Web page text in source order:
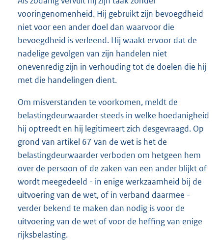
vooringenomenheid. Hij gebruikt zijn bevoegdheid
niet voor een ander doel dan waarvoor die
bevoegdheid is verleend. Hij waakt ervoor dat de
nadelige gevolgen van zijn handelen niet
onevenredig zijn in verhouding tot de doelen die hij
met die handelingen dient.
Om misverstanden te voorkomen, meldt de
belastingdeurwaarder steeds in welke hoedanigheid
hij optreedt en hij legitimeert zich desgevraagd. Op
grond van artikel 67 van de wet is het de
belastingdeurwaarder verboden om hetgeen hem
over de persoon of de zaken van een ander blijkt of
wordt meegedeeld - in enige werkzaamheid bij de
uitvoering van de wet, of in verband daarmee -
verder bekend te maken dan nodig is voor de
uitvoering van de wet of voor de heffing van enige
rijksbelasting.